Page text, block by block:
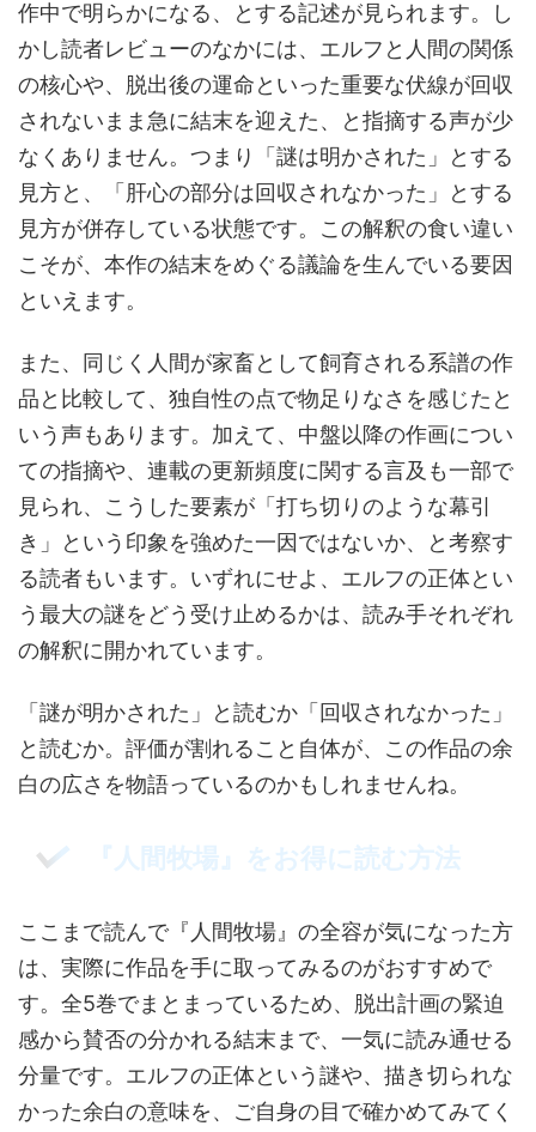
作中で明らかになる、とする記述が見られます。し
かし読者レビューのなかには、エルフと人間の関係
の核心や、脱出後の運命といった重要な伏線が回収
されないまま急に結末を迎えた、と指摘する声が少
なくありません。つまり「謎は明かされた」とする
見方と、「肝心の部分は回収されなかった」とする
見方が併存している状態です。この解釈の食い違い
こそが、本作の結末をめぐる議論を生んでいる要因
といえます。
また、同じく人間が家畜として飼育される系譜の作
品と比較して、独自性の点で物足りなさを感じたと
いう声もあります。加えて、中盤以降の作画につい
ての指摘や、連載の更新頻度に関する言及も一部で
見られ、こうした要素が「打ち切りのような幕引
き」という印象を強めた一因ではないか、と考察す
る読者もいます。いずれにせよ、エルフの正体とい
う最大の謎をどう受け止めるかは、読み手それぞれ
の解釈に開かれています。
「謎が明かされた」と読むか「回収されなかった」
と読むか。評価が割れること自体が、この作品の余
白の広さを物語っているのかもしれませんね。
『人間牧場』をお得に読む方法
ここまで読んで『人間牧場』の全容が気になった方
は、実際に作品を手に取ってみるのがおすすめで
す。全5巻でまとまっているため、脱出計画の緊迫
感から賛否の分かれる結末まで、一気に読み通せる
分量です。エルフの正体という謎や、描き切られな
かった余白の意味を、ご自身の目で確かめてみてく